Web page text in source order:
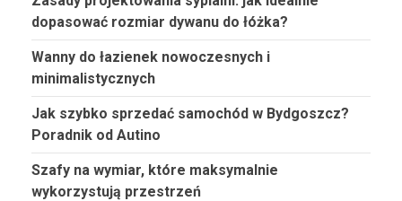
dopasować rozmiar dywanu do łóżka?
Wanny do łazienek nowoczesnych i
minimalistycznych
Jak szybko sprzedać samochód w Bydgoszcz?
Poradnik od Autino
Szafy na wymiar, które maksymalnie
wykorzystują przestrzeń